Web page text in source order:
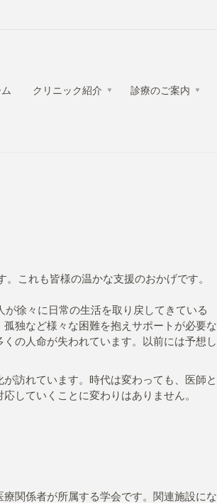
クリニック紹介 診療のご案内
これも皆様の温かな支援のおかげです。
徐々に日常の生活を取り戻してきている
独など様々な困難を抱えサポートが必要な
の人命が失われています。以前には予想し
訪れています。時代は変わっても、医師と
していくことに変わりはありません。
関係者が所属する学会です。関連施設にな